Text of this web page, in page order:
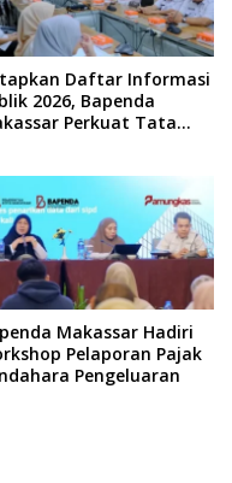
Daftar Informasi
2026, Bapenda
Perkuat Tata
Makassar Hadiri
Pelaporan Pajak
Pengeluaran